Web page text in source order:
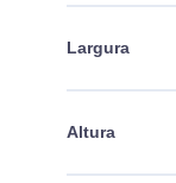
Largura
Altura